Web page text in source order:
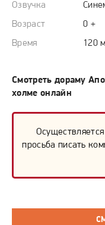
Озвучка
Возраст
0 +
Время
120
Смотреть дораму
холме онлайн
просьба писать